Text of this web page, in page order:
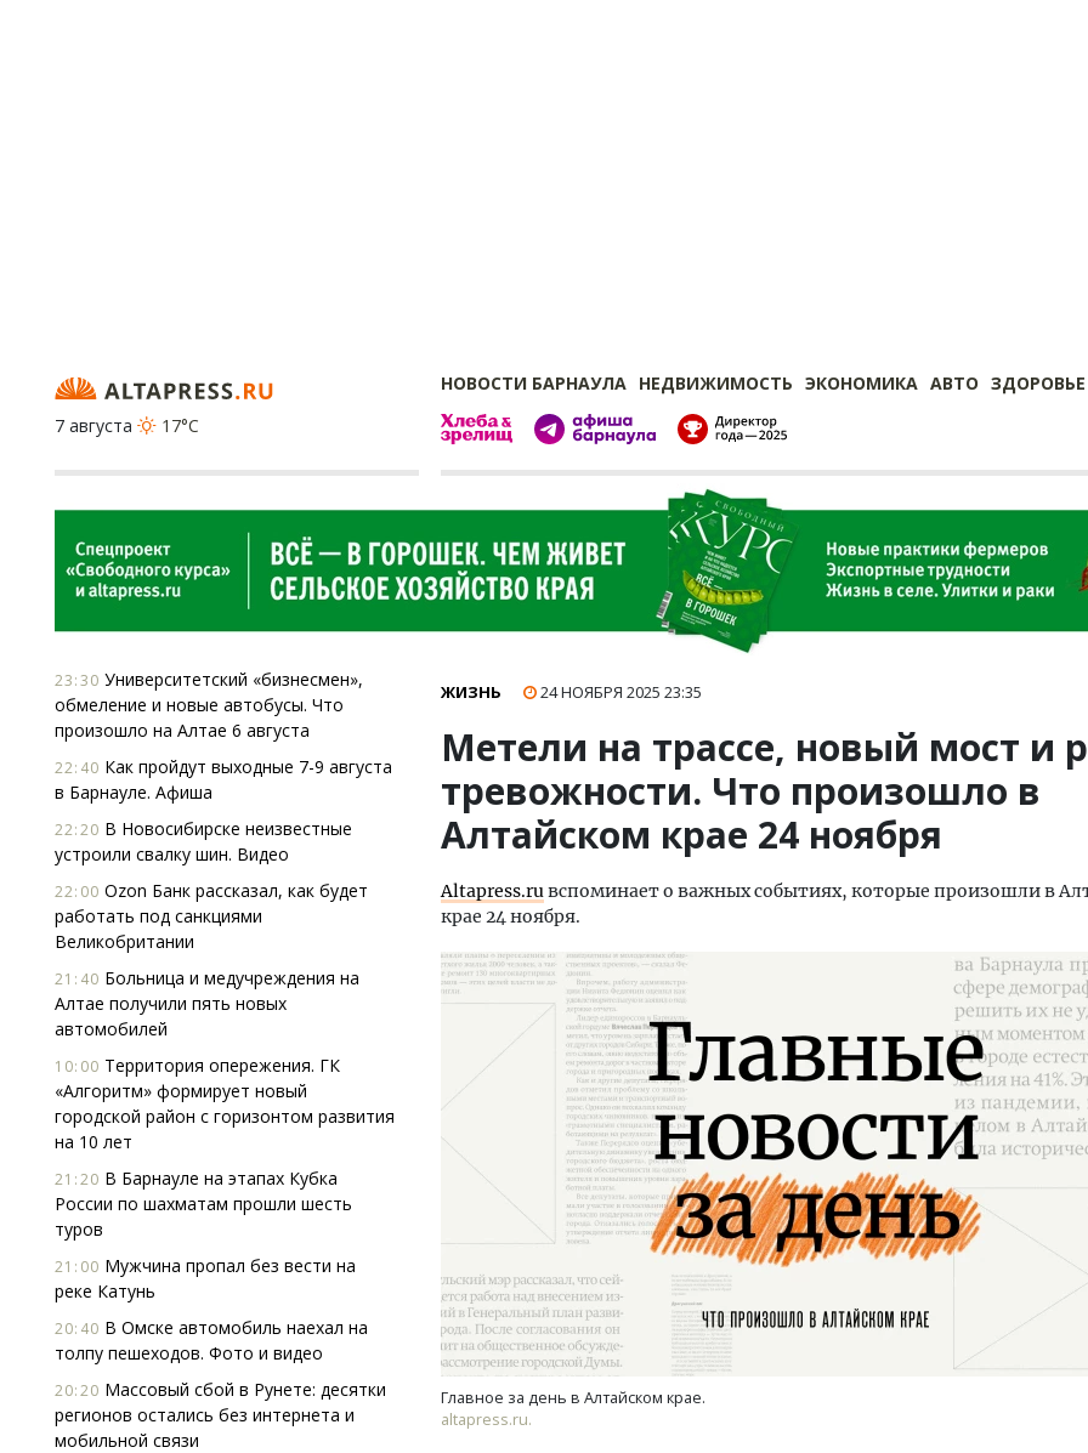
НОВОСТИ БАРНАУЛА НЕДВИЖИМОСТЬ ЭКОНОМИКА АВТО ЗДОРОВЬЕ
7 августа
17°C
23:30 Университетский «бизнесмен»,
обмеление и новые автобусы. Что
произошло на Алтае 6 августа
22:40 Как пройдут выходные 7-9 августа
в Барнауле. Афиша
22:20 В Новосибирске неизвестные
устроили свалку шин. Видео
22:00 Ozon Банк рассказал, как будет
работать под санкциями
Великобритании
21:40 Больница и медучреждения на
Алтае получили пять новых
автомобилей
10:00 Территория опережения. ГК
«Алгоритм» формирует новый
городской район с горизонтом развития
на 10 лет
21:20 В Барнауле на этапах Кубка
России по шахматам прошли шесть
туров
21:00 Мужчина пропал без вести на
реке Катунь
20:40 В Омске автомобиль наехал на
толпу пешеходов. Фото и видео
20:20 Массовый сбой в Рунете: десятки
регионов остались без интернета и
мобильной связи
ЖИЗНЬ 24 НОЯБРЯ 2025 23:35
Метели на трассе, новый мост и
тревожности. Что произошло в
Алтайском крае 24 ноября
Altapress.ruвспоминает о важных событиях, которые произошли в
крае 24 ноября.
Главное за день в Алтайском крае.
altapress.ru.
Смелость архитектурных идей.
Генеральный директор компании
ЗИАС — об эстетике городов,
трендах в фасадах и развитии рынка
СТРОИТЕЛЬСТВО
Архитектурный код начинается с
земли. Мощение крупноформатными
плитами становится новым
стандартом благоустройства
СТРОИТЕЛЬСТВО
Смелость архитектурных
Генеральный директор
ЗИАС — об эстетике
трендах в фасадах и